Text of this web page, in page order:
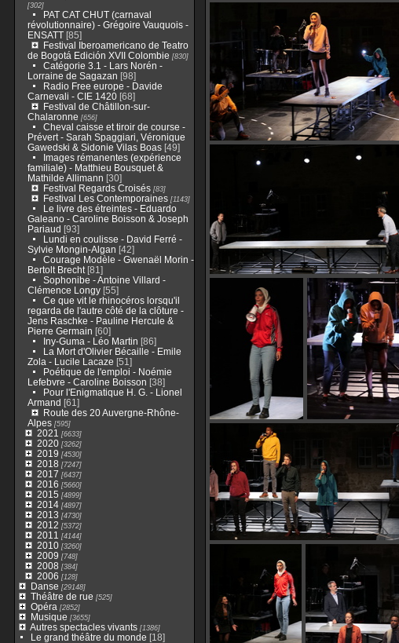
[302]
PAT CAT CHUT (carnaval
révolutionnaire) - Grégoire Vauquois -
ENSATT[85]
Festival Iberoamericano de Teatro
de Bogotá Edición XVII Colombie [830]
Catégorie 3.1 - Lars Norén -
Lorraine de Sagazan [98]
Radio Free europe - Davide
Carnevali - CIE 1420[68]
Festival de Châtillon-sur-
Chalaronne [656]
Cheval caisse et tiroir de course -
Prévert - Sarah Spaggiari, Véronique
Gawedski & Sidonie Vilas Boas[49]
Images rémanentes (expérience
familiale) - Matthieu Bousquet &
Mathilde Allimann [30]
Festival Regards Croisés[83]
Festival Les Contemporaines[1143]
Le livre des étreintes - Eduardo
Galeano - Caroline Boisson & Joseph
Pariaud [93]
Lundi en coulisse - David Ferré -
Sylvie Mongin-Algan [42]
Courage Modèle - Gwenaël Morin -
Bertolt Brecht[81]
Sophonibe - Antoine Villard -
Clémence Longy[55]
Ce que vit le rhinocéros lorsqu'il
regarda de l'autre côté de la clôture -
Jens Raschke - Pauline Hercule &
Pierre Germain [60]
Iny-Guma - Léo Martin [86]
La Mort d'Olivier Bécaille - Emile
Zola - Lucile Lacaze [51]
Poétique de l'emploi - Noémie
Lefebvre - Caroline Boisson [38]
Pour l'Enigmatique H. G. - Lionel
Armand [61]
Route des 20 Auvergne-Rhône-
Alpes[595]
2021 [6633]
2020[3262]
2019 [4530]
2018 [7247]
2017 [6437]
2016 [5660]
2015 [4899]
2014[4897]
2013 [4730]
2012 [5372]
2011 [4144]
2010[3260]
2009 [748]
2008 [384]
2006 [128]
Danse [29148]
Théâtre de rue [525]
Opéra [2852]
Musique [3655]
Autres spectacles vivants[1386]
Le grand théâtre du monde [18]